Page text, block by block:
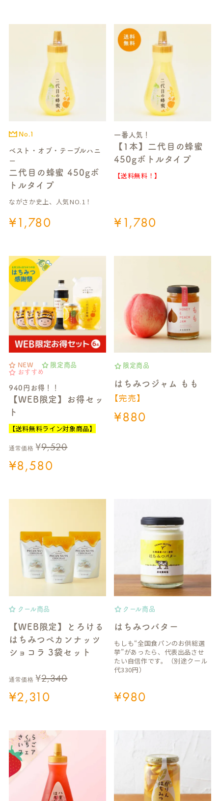
No.1
ベスト・オブ・テーブルハニ
ー
二代目の蜂蜜 450gボ
トルタイプ
ながさか史上、人気NO.1！
¥1,780
一番人気！
【1本】二代目の蜂蜜
450gボトルタイプ
【送料無料！】
¥1,780
NEW
限定商品
おすすめ
940円お得！！
【WEB限定】お得セッ
ト
【送料無料ライン対象商品】
通常価格 ¥9,520
¥8,580
限定商品
はちみつジャム もも
【完売】
¥880
クール商品
【WEB限定】とろける
はちみつペカンナッツ
ショコラ 3袋セット
通常価格 ¥2,340
¥2,310
クール商品
はちみつバター
もしも“全国食パンのお供総選
挙”があったら、代表出品させ
たい自信作です。（別途クール
代330円）
¥980